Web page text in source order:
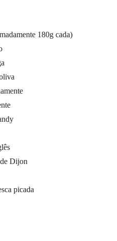
180g cada)
Dijon
picada